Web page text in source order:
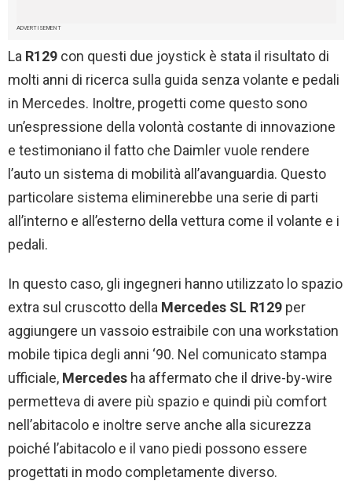
ADVERTISEMENT
La R129 con questi due joystick è stata il risultato di
molti anni di ricerca sulla guida senza volante e pedali
in Mercedes. Inoltre, progetti come questo sono
un’espressione della volontà costante di innovazione
e testimoniano il fatto che Daimler vuole rendere
l’auto un sistema di mobilità all’avanguardia. Questo
particolare sistema eliminerebbe una serie di parti
all’interno e all’esterno della vettura come il volante e i
pedali.
In questo caso, gli ingegneri hanno utilizzato lo spazio
extra sul cruscotto della Mercedes SL R129 per
aggiungere un vassoio estraibile con una workstation
mobile tipica degli anni ‘90. Nel comunicato stampa
ufficiale, Mercedes ha affermato che il drive-by-wire
permetteva di avere più spazio e quindi più comfort
nell’abitacolo e inoltre serve anche alla sicurezza
poiché l’abitacolo e il vano piedi possono essere
progettati in modo completamente diverso.